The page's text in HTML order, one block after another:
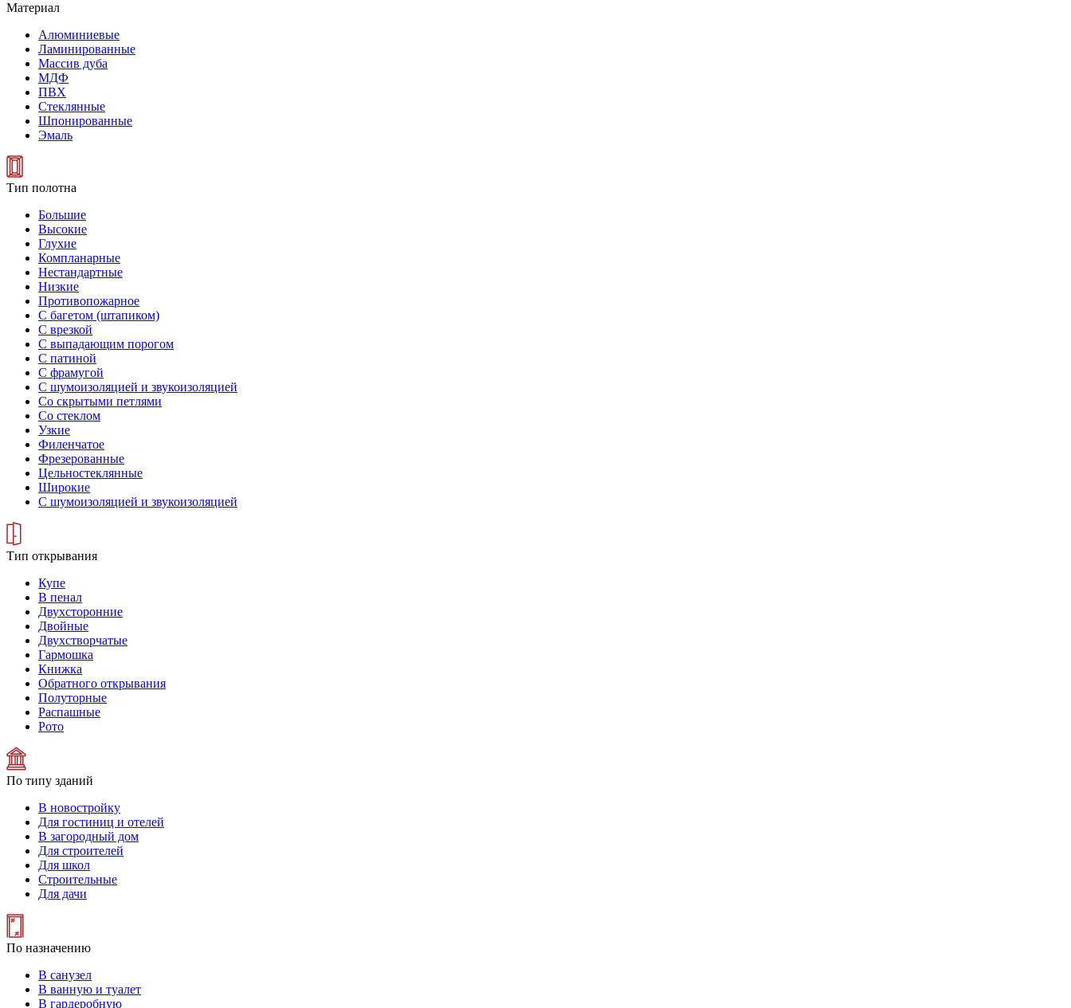
Материал
Алюминиевые
Ламинированные
Массив дуба
МДФ
ПВХ
Стеклянные
Шпонированные
Эмаль
Тип полотна
Большие
Высокие
Глухие
Компланарные
Нестандартные
Низкие
Противопожарное
С багетом (штапиком)
С врезкой
С выпадающим порогом
С патиной
С фрамугой
С шумоизоляцией и звукоизоляцией
Со скрытыми петлями
Со стеклом
Узкие
Филенчатое
Фрезерованные
Цельностеклянные
Широкие
С шумоизоляцией и звукоизоляцией
Тип открывания
Купе
В пенал
Двухсторонние
Двойные
Двухстворчатые
Гармошка
Книжка
Обратного открывания
Полуторные
Распашные
Рото
По типу зданий
В новостройку
Для гостиниц и отелей
В загородный дом
Для строителей
Для школ
Строительные
Для дачи
По назначению
В санузел
В ванную и туалет
В гардеробную